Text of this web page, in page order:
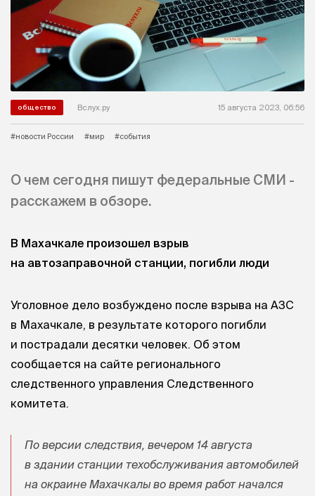
общество Вслух.ру 15 августа 2023, 06:56
#новости России #мир #события
О чем сегодня пишут федеральные СМИ -
расскажем в обзоре.
В Махачкале произошел взрыв
на автозаправочной станции, погибли люди
Уголовное дело возбуждено после взрыва на АЗС
в Махачкале, в результате которого погибли
и пострадали десятки человек. Об этом
сообщается на сайте регионального
следственного управления Следственного
комитета.
По версии следствия, вечером 14 августа
в здании станции техобслуживания автомобилей
на окраине Махачкалы во время работ начался